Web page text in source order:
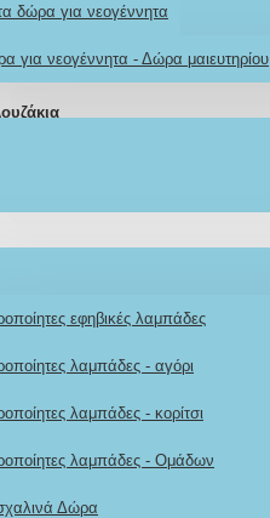
δώρα για νεογέννητα
για νεογέννητα - Δώρα μαιευτηρίου
εφηβικές λαμπάδες
λαμπάδες - αγόρι
λαμπάδες - κορίτσι
λαμπάδες - Ομάδων
Δώρα